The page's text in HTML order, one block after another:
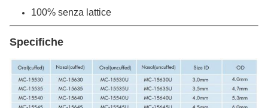
100% senza lattice
Specifiche